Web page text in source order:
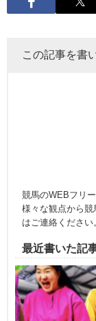
この記事を書
競馬のWEBフリ
様々な観点から
はご連絡ください
最近書いた記